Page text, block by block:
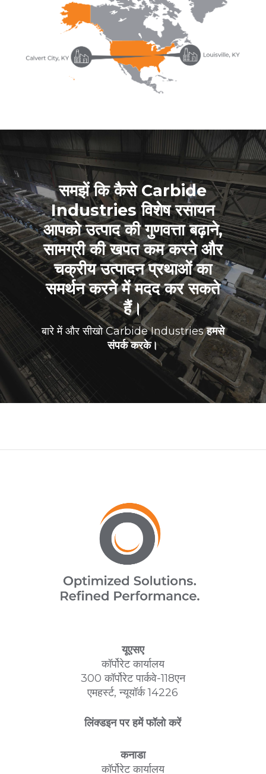
समझें कि कैसे Carbide
Industries विशेष रसायन
आपको उत्पाद की गुणवत्ता बढ़ाने,
सामग्री की खपत कम करने और
चक्रीय उत्पादन प्रथाओं का
समर्थन करने में मदद कर सकते
हैं।
बारे में और सीखो Carbide Industriesहमसे
संपर्क करके।
यूएसए
कॉर्पोरेट कार्यालय
300 कॉर्पोरेट पार्कवे-118एन
एमहर्स्ट, न्यूयॉर्क 14226
लिंक्डइन पर हमें फॉलो करें
कनाडा
कॉर्पोरेट कार्यालय